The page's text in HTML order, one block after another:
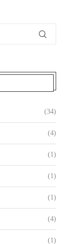
(34)
(4)
(1)
(1)
(1)
(4)
(1)